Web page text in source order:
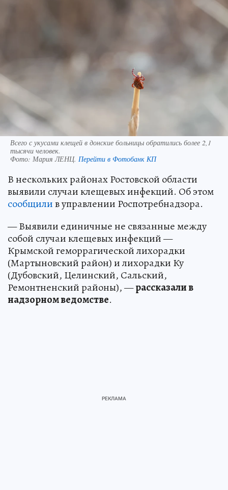
Всего с укусами клещей в донские больницы обратились более 2,1
тысячи человек.
Фото: Мария ЛЕНЦ. Перейти в Фотобанк КП
В нескольких районах Ростовской области
выявили случаи клещевых инфекций. Об этом
сообщилив управлении Роспотребнадзора.
— Выявили единичные не связанные между
собой случаи клещевых инфекций —
Крымской геморрагической лихорадки
(Мартыновский район) и лихорадки Ку
(Дубовский, Целинский, Сальский,
Ремонтненский районы), —рассказали в
надзорном ведомстве.